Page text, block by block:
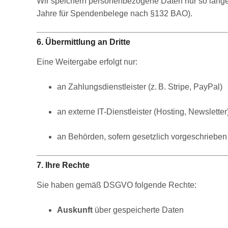
Jahre für Spendenbelege nach §132 BAO).
6. Übermittlung an Dritte
Eine Weitergabe erfolgt nur:
an Zahlungsdienstleister (z. B. Stripe, PayPal)
an externe IT-Dienstleister (Hosting,
an Behörden, sofern gesetzlich vorgeschrieben
7. Ihre Rechte
Sie haben gemäß DSGVO folgende Rechte:
Auskunft über gespeicherte Daten